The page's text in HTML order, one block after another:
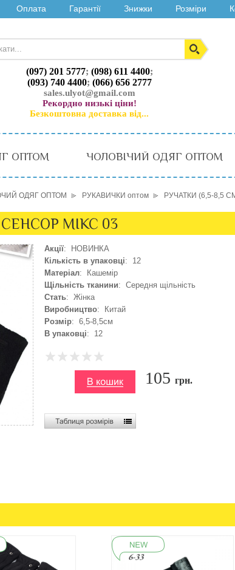
Оплата Гарантії Знижки Розміри
(097) 201 5777; (098) 611 4400;
(093) 740 4400; (066) 656 2777
sales.ulyot@gmail.com
Рекордно низькі ціни!
Безкоштовна доставка від...
ОПТОМ ЧОЛОВІЧИЙ ОДЯГ ОПТОМ
ОДЯГ ОПТОМ РУКАВИЧКИ оптом РУЧАТКИ (6,5-8,5
МІКС 03
Акції: НОВИНКА
Кількість в упаковці: 12
Матеріал: Кашемір
Щільність тканини: Середня щільність
Стать: Жінка
Виробництво: Китай
Розмір: 6,5-8,5см
В упаковці: 12
105 грн.